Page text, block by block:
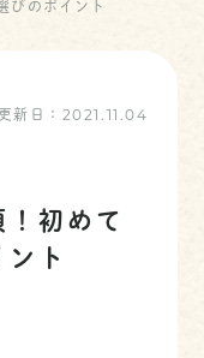
びのポイント
更新日： 2021.11.04
初めて
ト